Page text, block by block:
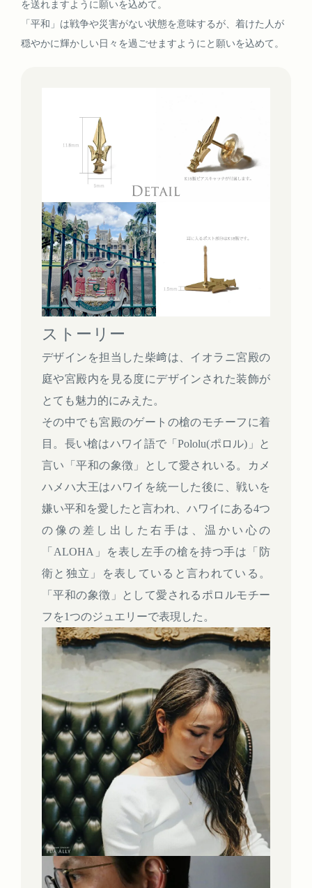
を送れますように願いを込めて。
「平和」は戦争や災害がない状態を意味するが、着けた人が
穏やかに輝かしい日々を過ごせますようにと願いを込めて。
ストーリー
デザインを担当した柴﨑は、イオラニ宮殿の
庭や宮殿内を見る度にデザインされた装飾が
とても魅力的にみえた。
その中でも宮殿のゲートの槍のモチーフに着
目。長い槍はハワイ語で「Pololu(ポロル)」と
言い「平和の象徴」として愛されいる。カメ
ハメハ大王はハワイを統一した後に、戦いを
嫌い平和を愛したと言われ、ハワイにある4つ
の像の差し出した右手は、温かい心の
「ALOHA」を表し左手の槍を持つ手は「防
衛と独立」を表していると言われている。
「平和の象徴」として愛されるポロルモチー
フを1つのジュエリーで表現した。